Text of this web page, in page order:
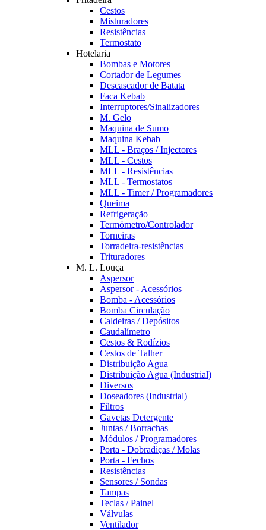
Cestos
Misturadores
Resistências
Termostato
Hotelaria
Bombas e Motores
Cortador de Legumes
Descascador de Batata
Faca Kebab
Interruptores/Sinalizadores
M. Gelo
Maquina de Sumo
Maquina Kebab
MLL - Braços / Injectores
MLL - Cestos
MLL - Resistências
MLL - Termostatos
MLL - Timer / Programadores
Queima
Refrigeração
Termómetro/Controlador
Torneiras
Torradeira-resistências
Trituradores
M. L. Louça
Aspersor
Aspersor - Acessórios
Bomba - Acessórios
Bomba Circulação
Caldeiras / Depósitos
Caudalímetro
Cestos & Rodízios
Cestos de Talher
Distribuição Agua
Distribuição Agua (Industrial)
Diversos
Doseadores (Industrial)
Filtros
Gavetas Detergente
Juntas / Borrachas
Módulos / Programadores
Porta - Dobradiças / Molas
Porta - Fechos
Resistências
Sensores / Sondas
Tampas
Teclas / Painel
Válvulas
Ventilador